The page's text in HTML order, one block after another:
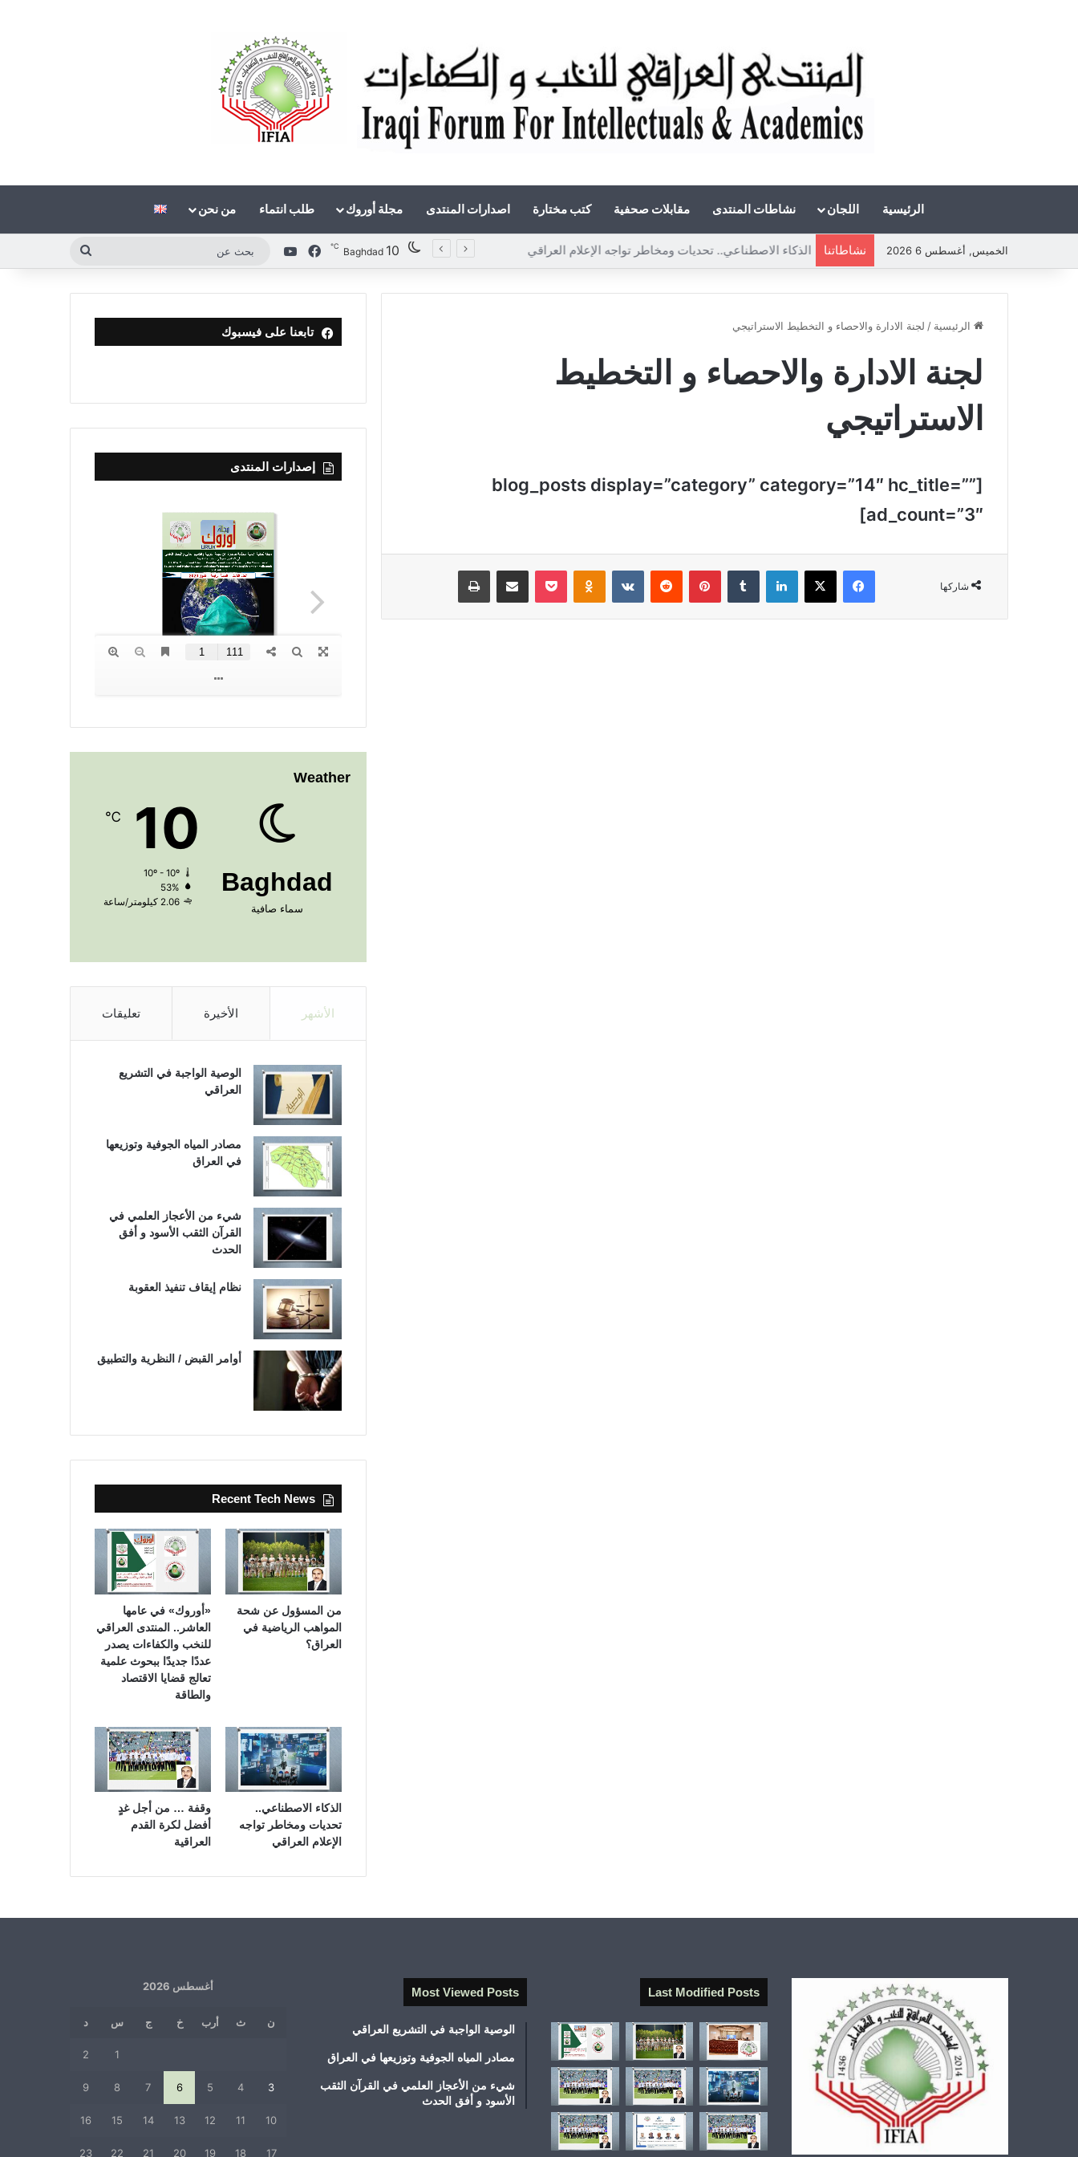
الرئيسية اللجان نشاطات المنتدى مقابلات صحفية كتب مختارة اصدارات المنتدى مجلة أوروك طلب انتماء من نحن
الخميس, أغسطس 6 2026 نشاطاتنا الذكاء الاصطناعي.. تحديات ومخاطر تواجه الإعلام العراقي Baghdad 10
℃ فيسبوك‫YouTube
الرئيسية / لجنة الادارة والاحصاء و التخطيط الاستراتيجي
لجنة الادارة والاحصاء و التخطيط
الاستراتيجي
[blog_posts display=”category” category=”14″ hc_title=””
ad_count=”3″]
شاركها
فيسبوك ‫X لينكدإن بينتيريست ‏VKontakte
تابعنا على فيسبوك
إصدارات المنتدى
Weather
Baghdad
سماء صافية
10
℃
10º - 10º
53%
2.06 كيلومتر/ساعة
الأشهر الأخيرة تعليقات
الوصية الواجبة في التشريع
العراقي
مصادر المياه الجوفية وتوزيعها
في العراق
شيء من الأعجاز العلمي في
القرآن الثقب الأسود و أفق
الحدث
نظام إيقاف تنفيذ العقوبة
أوامر القبض / النظرية والتطبيق
Recent Tech News
من المسؤول عن شحة
المواهب الرياضية في
العراق؟
«أوروك» في عامها
العاشر.. المنتدى العراقي
للنخب والكفاءات يصدر
عددًا جديدًا ببحوث علمية
تعالج قضايا الاقتصاد
والطاقة
الذكاء الاصطناعي..
تحديات ومخاطر تواجه
الإعلام العراقي
وقفة … من أجل غدٍ
أفضل لكرة القدم
العراقية
Last Modified Posts
Most Viewed Posts
الوصية الواجبة في التشريع العراقي
مصادر المياه الجوفية وتوزيعها في العراق
شيء من الأعجاز العلمي في القرآن الثقب
الأسود و أفق الحدث
أغسطس 2026
ن ث أرب خ ج س د
1
2
3
4
5
6
7
8
9
10
11
12
13
14
15
16
17
18
19
20
21
22
23